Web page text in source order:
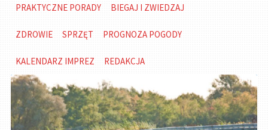
PRAKTYCZNE PORADY BIEGAJ I ZWIEDZAJ
ZDROWIE SPRZĘT PROGNOZA POGODY
KALENDARZ IMPREZ REDAKCJA